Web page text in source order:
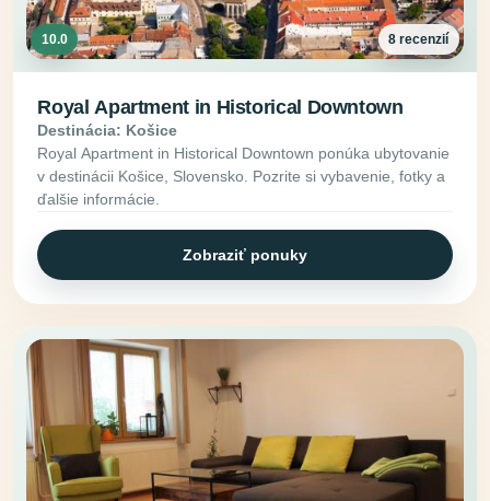
10.0 8 recenzií
Royal Apartment in Historical Downtown
Destinácia: Košice
Royal Apartment in Historical Downtown ponúka ubytovanie
v destinácii Košice, Slovensko. Pozrite si vybavenie, fotky a
ďalšie informácie.
Zobraziť ponuky